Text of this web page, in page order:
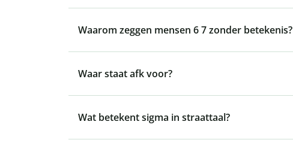
Waarom zeggen mensen 6 7 zonder betekenis?
Waar staat afk voor?
Wat betekent sigma in straattaal?